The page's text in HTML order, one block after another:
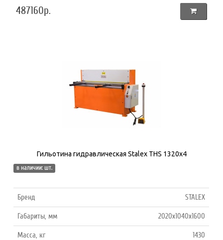
487160р.
Гильотина гидравлическая Stalex THS 1320х4
в наличии: шт.
Бренд STALEX
Габариты, мм 2020x1040x1600
Масса, кг 1430